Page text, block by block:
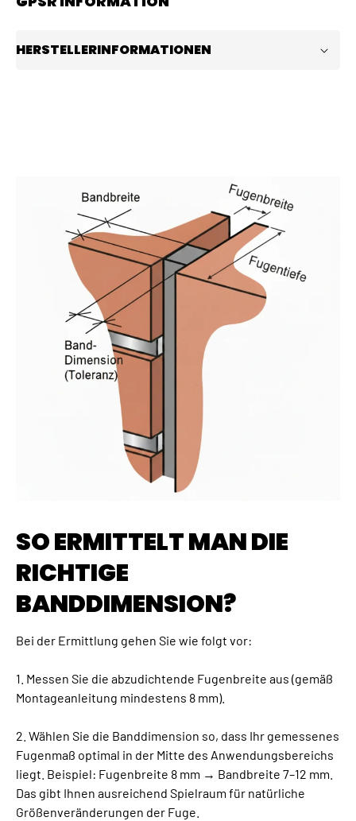
HERSTELLERINFORMATIONEN
SO ERMITTELT MAN DIE
RICHTIGE
BANDDIMENSION?
Bei der Ermittlung gehen Sie wie folgt vor:
1. Messen Sie die abzudichtende Fugenbreite aus (gemäß
Montageanleitung mindestens 8 mm).
2. Wählen Sie die Banddimension so, dass Ihr gemessenes
Fugenmaß optimal in der Mitte des Anwendungsbereichs
liegt. Beispiel: Fugenbreite 8 mm → Bandbreite 7–12 mm.
Das gibt Ihnen ausreichend Spielraum für natürliche
Größenveränderungen der Fuge.